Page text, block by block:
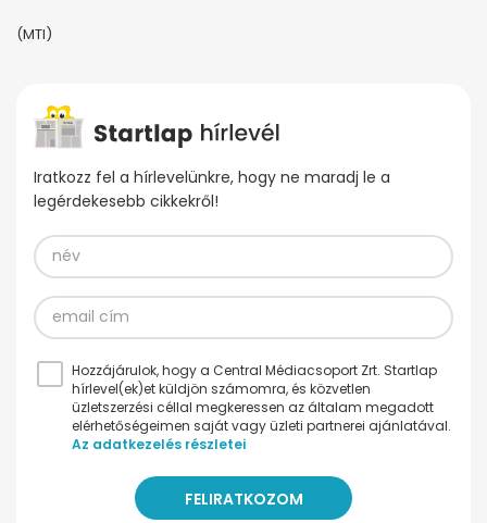
(MTI)
Iratkozz fel a hírlevelünkre, hogy ne maradj le a
legérdekesebb cikkekről!
Hozzájárulok, hogy a Central Médiacsoport Zrt. Startlap
hírlevel(ek)et küldjön számomra, és közvetlen
üzletszerzési céllal megkeressen az általam megadott
elérhetőségeimen saját vagy üzleti partnerei ajánlatával.
Az adatkezelés részletei